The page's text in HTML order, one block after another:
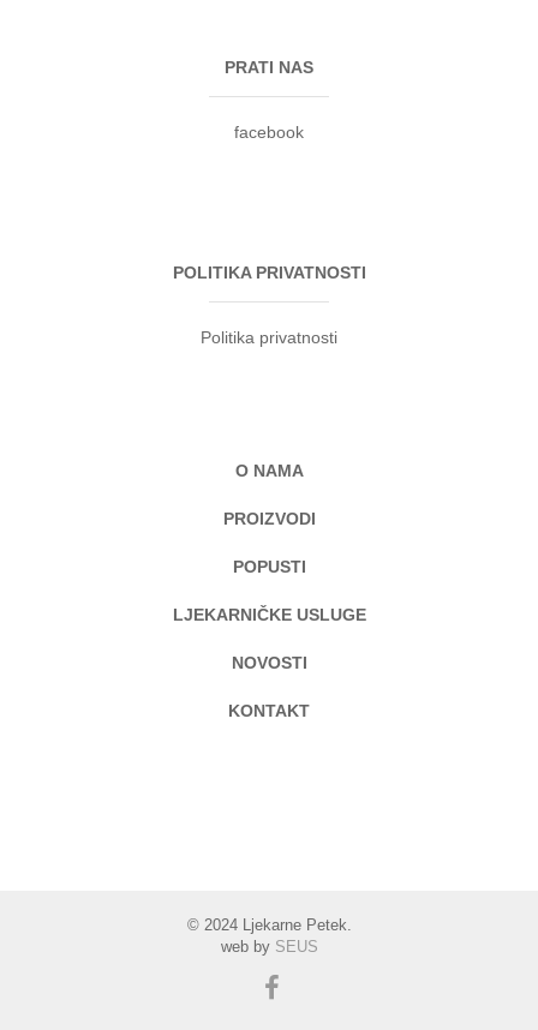
PRATI NAS
facebook
POLITIKA PRIVATNOSTI
Politika privatnosti
O NAMA
PROIZVODI
POPUSTI
LJEKARNIČKE USLUGE
NOVOSTI
KONTAKT
© 2024 Ljekarne Petek.
web by SEUS